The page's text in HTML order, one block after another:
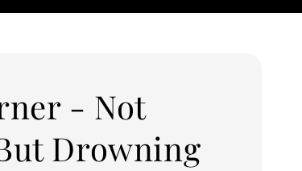
- Not
Drowning